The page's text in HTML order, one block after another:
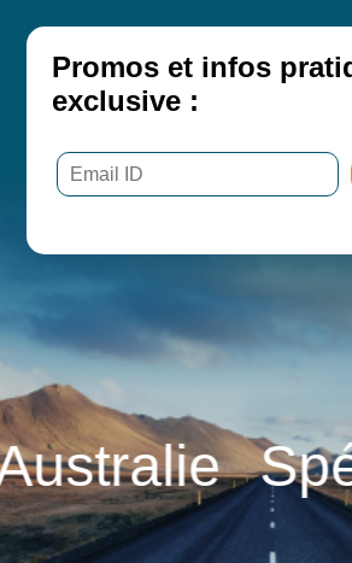
Promos et infos
exclusive :